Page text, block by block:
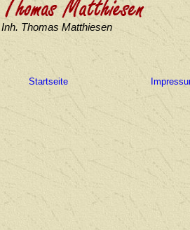
Inh. Thomas Matthiesen
Startseite